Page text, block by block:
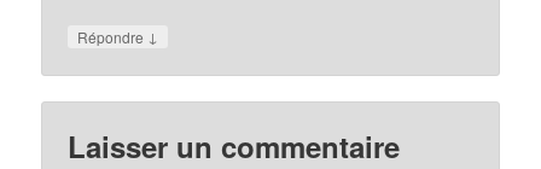
Répondre ↓
Laisser un commentaire